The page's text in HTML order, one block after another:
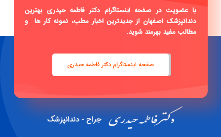
با عضویت در صفحه اینستاگرام دکتر فاطمه حیدری بهترین
دندانپزشک اصفهان از جدیدترین اخبار مطب، نمونه کار ها و
مطالب مفید بهرمند شوید.
صفحه اینستاگرام دکتر فاطمه حیدری